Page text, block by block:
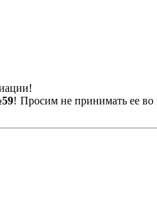
! Просим не принимать ее